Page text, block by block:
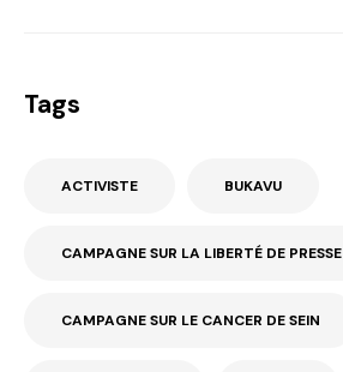
Tags
ACTIVISTE BUKAVU
CAMPAGNE SUR LA LIBERTÉ DE PRESSE
CAMPAGNE SUR LE CANCER DE SEIN